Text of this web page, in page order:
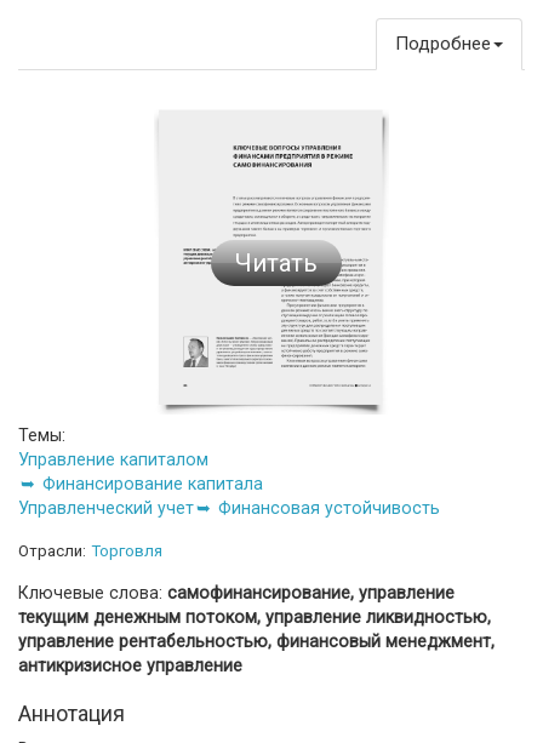
Подробнее
Читать
Темы:
Управление капиталом
Финансирование капитала
Управленческий учет
Финансовая устойчивость
Отрасли: Торговля
Ключевые слова: самофинансирование, управление
текущим денежным потоком, управление ликвидностью,
управление рентабельностью, финансовый менеджмент,
антикризисное управление
Аннотация